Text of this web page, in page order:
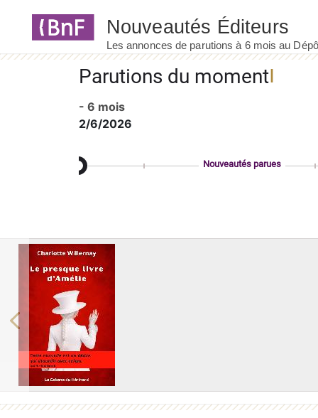
Parutions du moment
- 6 mois
2/6/2026
Nouveautés parues
Previous